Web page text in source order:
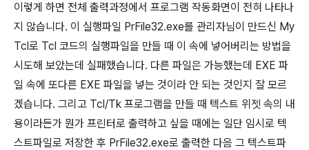
이렇게 하면 전체 출력과정에서 프로그램 작동화면이 전혀 나타나
지 않습니다. 이 실행파일 PrFile32.exe를 관리자님이 만드신 My
Tcl로 Tcl 코드의 실행파일을 만들 때 이 속에 넣어버리는 방법을
시도해 보았는데 실패했습니다. 다른 파일은 가능했는데 EXE 파
일 속에 또다른 EXE 파일을 넣는 것이라 안 되는 것인지 잘 모르
겠습니다. 그리고 Tcl/Tk 프로그램을 만들 때 텍스트 위젯 속의 내
용이라든가 뭔가 프린터로 출력하고 싶을 때에는 일단 임시로 텍
스트파일로 저장한 후 PrFile32.exe로 출력한 다음 그 텍스트파